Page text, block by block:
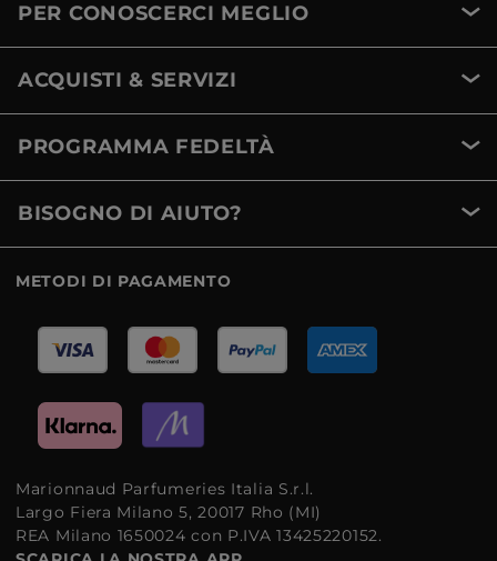
PER CONOSCERCI MEGLIO
ACQUISTI & SERVIZI
PROGRAMMA FEDELTÀ
BISOGNO DI AIUTO?
METODI DI PAGAMENTO
Marionnaud Parfumeries Italia S.r.l.
Largo Fiera Milano 5, 20017 Rho (MI)
REA Milano 1650024 con P.IVA 13425220152.